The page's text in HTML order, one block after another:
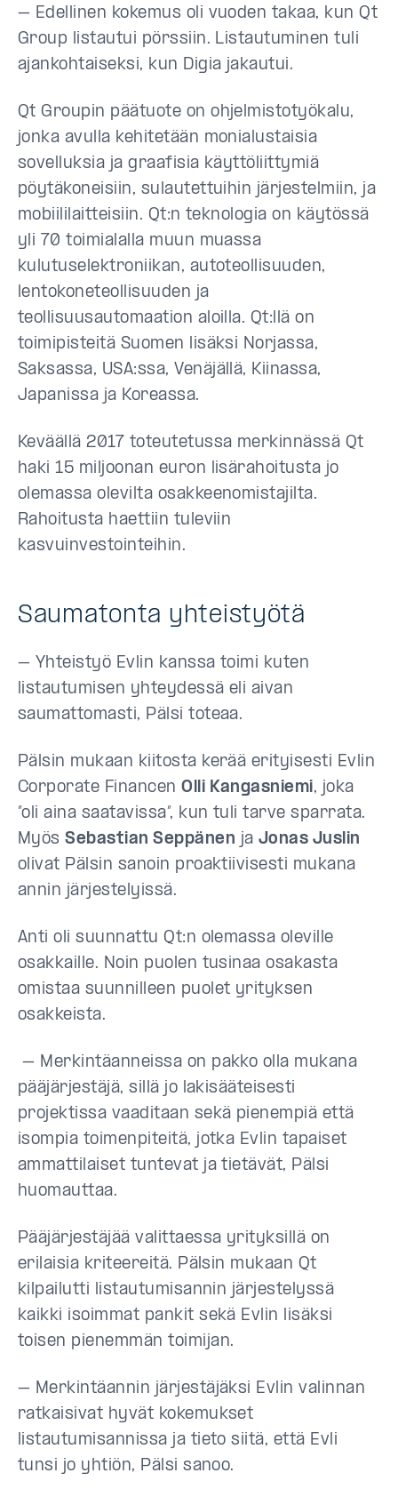
– Edellinen kokemus oli vuoden takaa, kun Qt
Group listautui pörssiin. Listautuminen tuli
ajankohtaiseksi, kun Digia jakautui.
Qt Groupin päätuote on ohjelmistotyökalu,
jonka avulla kehitetään monialustaisia
sovelluksia ja graafisia käyttöliittymiä
pöytäkoneisiin, sulautettuihin järjestelmiin, ja
mobiililaitteisiin. Qt:n teknologia on käytössä
yli 70 toimialalla muun muassa
kulutuselektroniikan, autoteollisuuden,
lentokoneteollisuuden ja
teollisuusautomaation aloilla. Qt:llä on
toimipisteitä Suomen lisäksi Norjassa,
Saksassa, USA:ssa, Venäjällä, Kiinassa,
Japanissa ja Koreassa.
Keväällä 2017 toteutetussa merkinnässä Qt
haki 15 miljoonan euron lisärahoitusta jo
olemassa olevilta osakkeenomistajilta.
Rahoitusta haettiin tuleviin
kasvuinvestointeihin.
Saumatonta yhteistyötä
– Yhteistyö Evlin kanssa toimi kuten
listautumisen yhteydessä eli aivan
saumattomasti, Pälsi toteaa.
Pälsin mukaan kiitosta kerää erityisesti Evlin
Corporate FinancenOlli Kangasniemi, joka
”oli aina saatavissa”, kun tuli tarve sparrata.
MyösSebastian Seppänen ja Jonas Juslin
olivat Pälsin sanoin proaktiivisesti mukana
annin järjestelyissä.
Anti oli suunnattu Qt:n olemassa oleville
osakkaille. Noin puolen tusinaa osakasta
omistaa suunnilleen puolet yrityksen
osakkeista.
– Merkintäanneissa on pakko olla mukana
pääjärjestäjä, sillä jo lakisääteisesti
projektissa vaaditaan sekä pienempiä että
isompia toimenpiteitä, jotka Evlin tapaiset
ammattilaiset tuntevat ja tietävät, Pälsi
huomauttaa.
Pääjärjestäjää valittaessa yrityksillä on
erilaisia kriteereitä. Pälsin mukaan Qt
kilpailutti listautumisannin järjestelyssä
kaikki isoimmat pankit sekä Evlin lisäksi
toisen pienemmän toimijan.
– Merkintäannin järjestäjäksi Evlin valinnan
ratkaisivat hyvät kokemukset
listautumisannissa ja tieto siitä, että Evli
tunsi jo yhtiön, Pälsi sanoo.